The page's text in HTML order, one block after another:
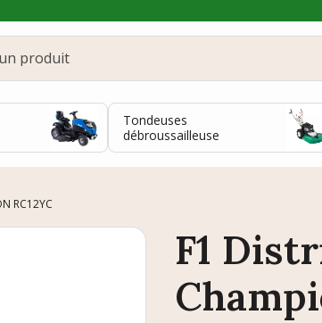
Tondeuses
débroussailleuse
RC12YC
F1